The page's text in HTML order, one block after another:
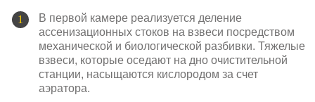
В первой камере реализуется деление
ассенизационных стоков на взвеси посредством
механической и биологической разбивки. Тяжелые
взвеси, которые оседают на дно очистительной
станции, насыщаются кислородом за счет
аэратора.